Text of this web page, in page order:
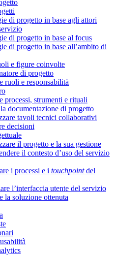
di progetto in base agli attori
di progetto in base al focus
di progetto in base all’ambito di
e figure coinvolte
di progetto
ruoli e responsabilità
processi, strumenti e rituali
documentazione di progetto
tavoli tecnici collaborativi
decisioni
il progetto e la sua gestione
il contesto d’uso del servizio
i processi e i touchpointdel
l’interfaccia utente del servizio
la soluzione ottenuta